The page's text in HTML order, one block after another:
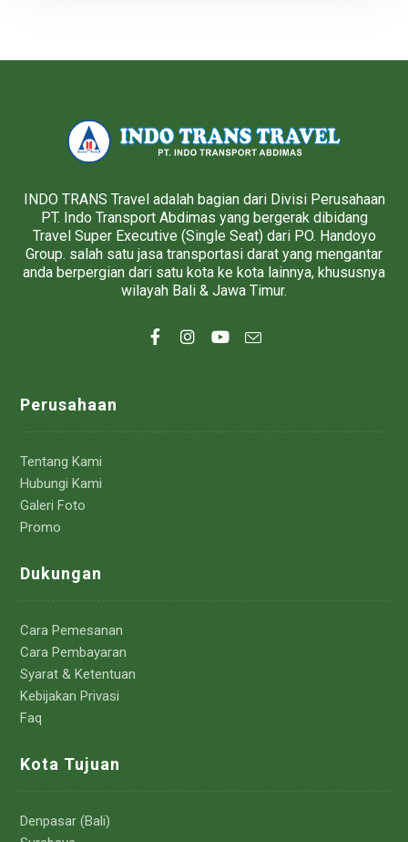
INDO TRANS Travel adalah bagian dari Divisi Perusahaan
PT. Indo Transport Abdimas yang bergerak dibidang
Travel Super Executive (Single Seat) dari PO. Handoyo
Group. salah satu jasa transportasi darat yang mengantar
anda berpergian dari satu kota ke kota lainnya, khususnya
wilayah Bali & Jawa Timur.
Perusahaan
Tentang Kami
Hubungi Kami
Galeri Foto
Promo
Dukungan
Cara Pemesanan
Cara Pembayaran
Syarat & Ketentuan
Kebijakan Privasi
Faq
Kota Tujuan
Denpasar (Bali)